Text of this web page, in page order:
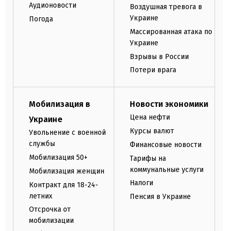
Аудионовости
Погода
Воздушная тревога в
Украине
Массированная атака по
Украине
Взрывы в России
Потери врага
Мобилизация в
Украине
Увольнение с военной
службы
Мобилизация 50+
Мобилизация женщин
Контракт для 18-24-
летних
Отсрочка от
мобилизации
Новости экономики
Цена нефти
Курсы валют
Финансовые новости
Тарифы на
коммунальные услуги
Налоги
Пенсия в Украине